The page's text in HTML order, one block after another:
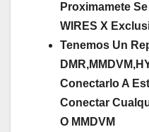
Proximamete
WIRES X
Tenemos Un
Conectarlo A
Conectar
O MMDVM